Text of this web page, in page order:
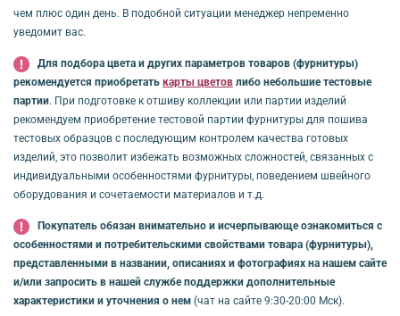
чем плюс один день. В подобной ситуации менеджер непременно
уведомит вас.
Для подбора цвета и других параметров товаров (фурнитуры)
рекомендуется приобретать карты цветов либо небольшие тестовые
партии. При подготовке к отшиву коллекции или партии изделий
рекомендуем приобретение тестовой партии фурнитуры для пошива
тестовых образцов с последующим контролем качества готовых
изделий, это позволит избежать возможных сложностей, связанных с
индивидуальными особенностями фурнитуры, поведением швейного
оборудования и сочетаемости материалов и т.д.
Покупатель обязан внимательно и исчерпывающе ознакомиться с
особенностями и потребительскими свойствами товара (фурнитуры),
представленными в названии, описаниях и фотографиях на нашем сайте
и/или запросить в нашей службе поддержки дополнительные
характеристики и уточнения о нем (чат на сайте 9:30-20:00 Мск).